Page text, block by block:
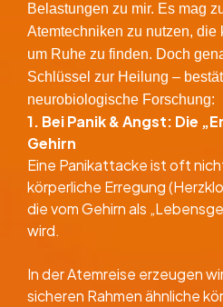
Belastungen zu mir. Es mag
Atemtechniken zu nutzen, die
um Ruhe zu finden. Doch
Schlüssel zur Heilung –
neurobiologische Forschung:
1. Bei Panik & Angst: Die
Gehirn
Eine Panikattacke ist oft
körperliche Erregung
die vom Gehirn als
wird.
In der Atemreise erzeugen
sicheren Rahmen ähnliche